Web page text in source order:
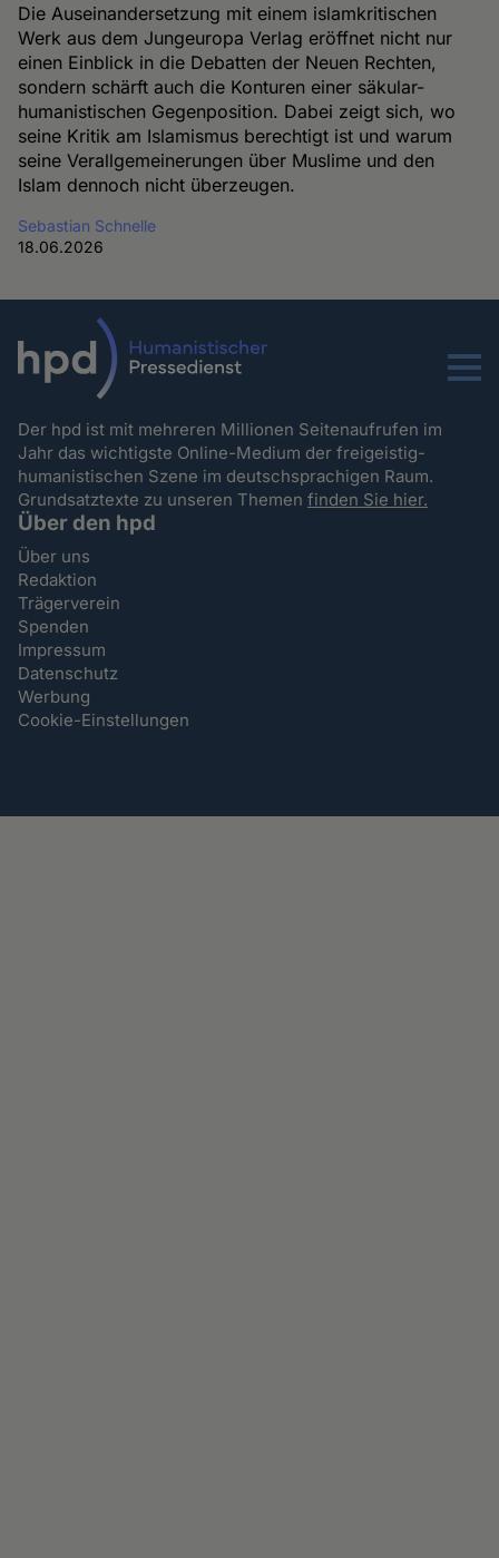
Die Auseinandersetzung mit einem islamkritischen
Werk aus dem Jungeuropa Verlag eröffnet nicht nur
einen Einblick in die Debatten der Neuen Rechten,
sondern schärft auch die Konturen einer säkular-
humanistischen Gegenposition. Dabei zeigt sich, wo
seine Kritik am Islamismus berechtigt ist und warum
seine Verallgemeinerungen über Muslime und den
Islam dennoch nicht überzeugen.
Sebastian Schnelle
18.06.2026
Menu
Der hpd ist mit mehreren Millionen Seitenaufrufen im
Jahr das wichtigste Online-Medium der freigeistig-
humanistischen Szene im deutschsprachigen Raum.
Grundsatztexte zu unseren Themenfinden Sie hier.
Über den hpd
Über uns
Redaktion
Trägerverein
Spenden
Impressum
Datenschutz
Werbung
Cookie-Einstellungen